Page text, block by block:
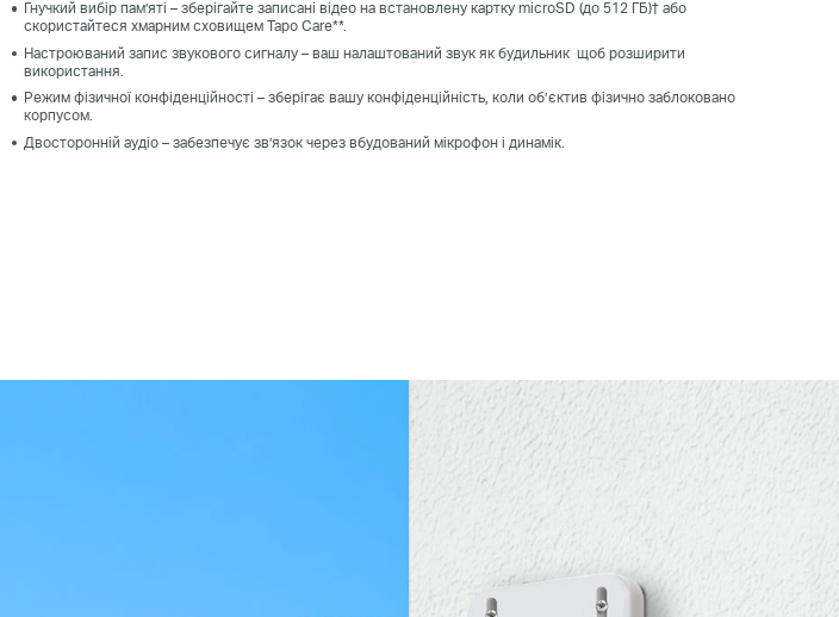
Гнучкий вибір пам’яті – зберігайте записані відео на встановлену картку microSD (до 512 ГБ)† або
скористайтеся хмарним сховищем Tapo Care**.
Настроюваний запис звукового сигналу – ваш налаштований звук як будильник щоб розширити
використання.
Режим фізичної конфіденційності – зберігає вашу конфіденційність, коли об’єктив фізично заблоковано
корпусом.
Двосторонній аудіо – забезпечує зв’язок через вбудований мікрофон і динамік.